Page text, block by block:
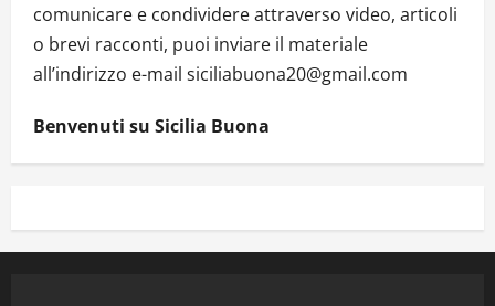
comunicare e condividere attraverso video, articoli
o brevi racconti, puoi inviare il materiale
all’indirizzo e-mail siciliabuona20@gmail.com
Benvenuti su Sicilia Buona